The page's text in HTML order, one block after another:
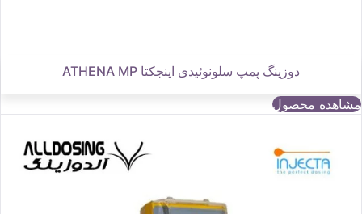
دوزینگ پمپ سلونوئیدی اینجکتا ATHENA MP
مشاهده محصول